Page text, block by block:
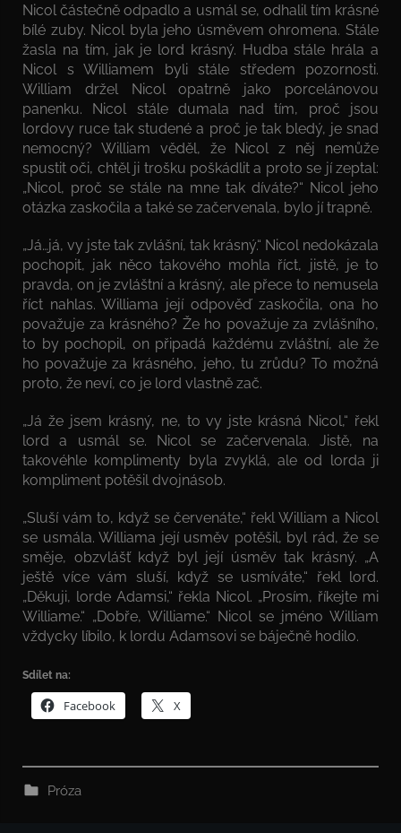
Nicol částečně odpadlo a usmál se, odhalil tím krásné
bílé zuby. Nicol byla jeho úsměvem ohromena. Stále
žasla na tím, jak je lord krásný. Hudba stále hrála a
Nicol s Williamem byli stále středem pozornosti.
William držel Nicol opatrně jako porcelánovou
panenku. Nicol stále dumala nad tím, proč jsou
lordovy ruce tak studené a proč je tak bledý, je snad
nemocný? William věděl, že Nicol z něj nemůže
spustit oči, chtěl ji trošku poškádlit a proto se jí zeptal:
„Nicol, proč se stále na mne tak díváte?“ Nicol jeho
otázka zaskočila a také se začervenala, bylo jí trapně.
„Já…já, vy jste tak zvlášní, tak krásný.“ Nicol nedokázala
pochopit, jak něco takového mohla říct, jistě, je to
pravda, on je zvláštní a krásný, ale přece to nemusela
říct nahlas. Williama její odpověď zaskočila, ona ho
považuje za krásného? Že ho považuje za zvlášního,
to by pochopil, on připadá každému zvláštní, ale že
ho považuje za krásného, jeho, tu zrůdu? To možná
proto, že neví, co je lord vlastně zač.
„Já že jsem krásný, ne, to vy jste krásná Nicol,“ řekl
lord a usmál se. Nicol se začervenala. Jistě, na
takovéhle komplimenty byla zvyklá, ale od lorda ji
kompliment potěšil dvojnásob.
„Sluší vám to, když se červenáte,“ řekl William a Nicol
se usmála. Williama její usměv potěšil, byl rád, že se
směje, obzvlášť když byl její úsměv tak krásný. „A
ještě více vám sluší, když se usmíváte,“ řekl lord.
„Děkuji, lorde Adamsi,“ řekla Nicol. „Prosím, říkejte mi
Williame.“ „Dobře, Williame.“ Nicol se jméno William
vždycky líbilo, k lordu Adamsovi se báječně hodilo.
Sdílet na:
Facebook X
Próza